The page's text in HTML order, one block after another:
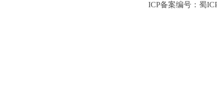
ICP备案编号：蜀